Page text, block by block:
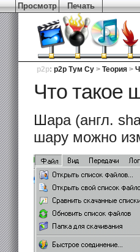
Просмотр Печать
p2p: p2p Тум Су > Теория >
Что такое
Шара (англ.
шару можно